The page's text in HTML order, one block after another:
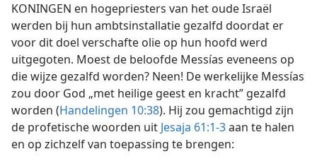
KONINGEN en hogepriesters van het oude Israël
werden bij hun ambtsinstallatie gezalfd doordat er
voor dit doel verschafte olie op hun hoofd werd
uitgegoten. Moest de beloofde Messías eveneens op
die wijze gezalfd worden? Neen! De werkelijke Messías
zou door God „met heilige geest en kracht” gezalfd
worden (Handelingen 10:38). Hij zou gemachtigd zijn
de profetische woorden uit Jesaja 61:1-3aan te halen
en op zichzelf van toepassing te brengen: